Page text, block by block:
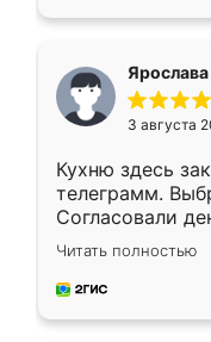
Ярослава
3 августа
Кухню здесь
телеграмм.
Согласовали
недели кухня
довольны
мебель за
Читать полностью